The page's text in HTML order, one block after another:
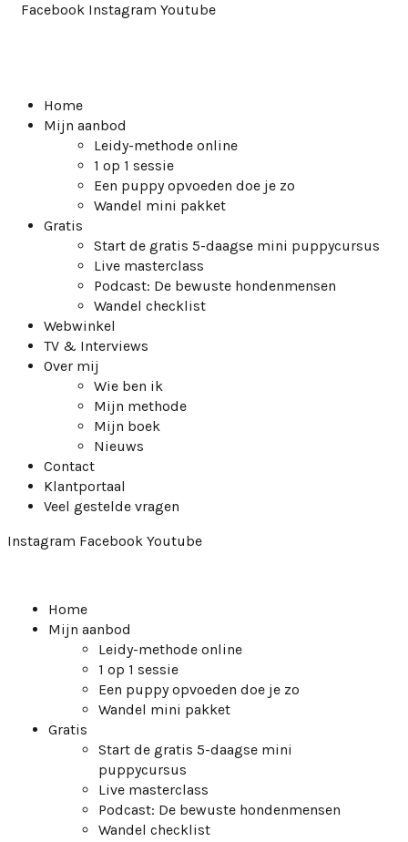
Facebook Instagram Youtube
Home
Mijn aanbod
Leidy-methode online
1 op 1 sessie
Een puppy opvoeden doe je zo
Wandel mini pakket
Gratis
Start de gratis 5-daagse mini puppycursus
Live masterclass
Podcast: De bewuste hondenmensen
Wandel checklist
Webwinkel
TV & Interviews
Over mij
Wie ben ik
Mijn methode
Mijn boek
Nieuws
Contact
Klantportaal
Veel gestelde vragen
Instagram Facebook Youtube
Home
Mijn aanbod
Leidy-methode online
1 op 1 sessie
Een puppy opvoeden doe je zo
Wandel mini pakket
Gratis
Start de gratis 5-daagse mini
puppycursus
Live masterclass
Podcast: De bewuste hondenmensen
Wandel checklist